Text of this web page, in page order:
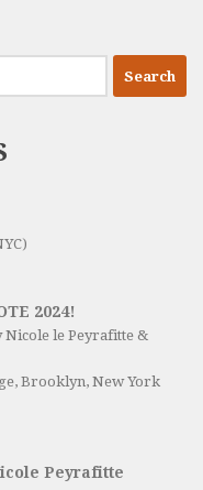
2024!
le Peyrafitte &
Brooklyn, New York
Peyrafitte